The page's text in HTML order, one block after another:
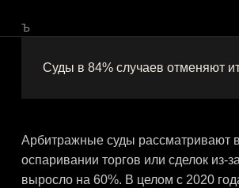
Ъ
Суды в 84% случаев отменяют
Арбитражные суды рассматривают
оспаривании торгов или сделок из-
выросло на 60%. В целом с 2020